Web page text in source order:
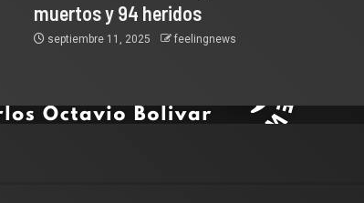
muertos y 94 heridos
septiembre 11, 2025 feelingnews